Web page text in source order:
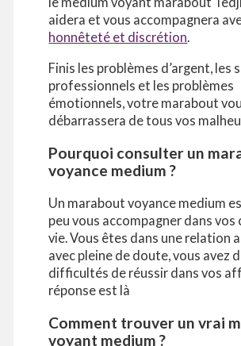
aidera et vous accompagnera
honnêteté et discrétion.
Finis les problèmes d’argent, les
professionnels et les problèmes
émotionnels, votre marabout
débarrassera de tous vos
Pourquoi consulter un
voyance medium ?
Un marabout voyance medium
peu vous accompagner dans vos
vie. Vous êtes dans une relation
avec pleine de doute, vous avez
difficultés de réussir dans vos
réponse est là
Comment trouver un vrai
voyant medium ?